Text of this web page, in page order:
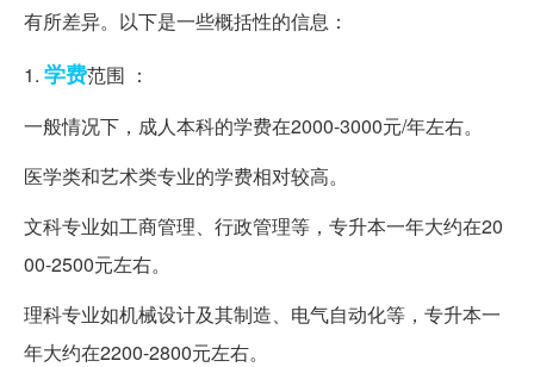
有所差异。以下是一些概括性的信息：
1. 学费范围 ：
一般情况下，成人本科的学费在2000-3000元/年左右。
医学类和艺术类专业的学费相对较高。
文科专业如工商管理、行政管理等，专升本一年大约在20
00-2500元左右。
理科专业如机械设计及其制造、电气自动化等，专升本一
年大约在2200-2800元左右。